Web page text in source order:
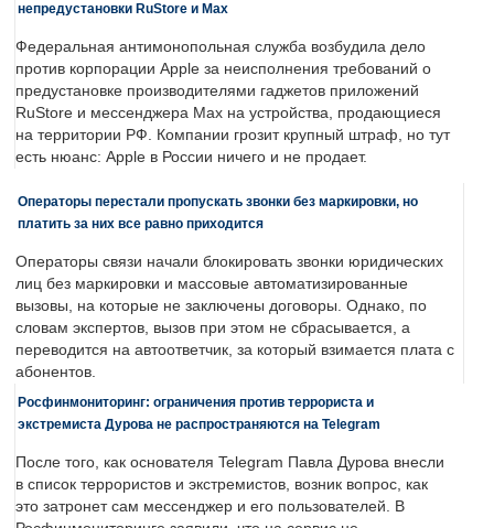
непредустановки RuStore и Max
Федеральная антимонопольная служба возбудила дело
против корпорации Apple за неисполнения требований о
предустановке производителями гаджетов приложений
RuStore и мессенджера Max на устройства, продающиеся
на территории РФ. Компании грозит крупный штраф, но тут
есть нюанс: Apple в России ничего и не продает.
Операторы перестали пропускать звонки без маркировки, но
платить за них все равно приходится
Операторы связи начали блокировать звонки юридических
лиц без маркировки и массовые автоматизированные
вызовы, на которые не заключены договоры. Однако, по
словам экспертов, вызов при этом не сбрасывается, а
переводится на автоответчик, за который взимается плата с
абонентов.
Росфинмониторинг: ограничения против террориста и
экстремиста Дурова не распространяются на Telegram
После того, как основателя Telegram Павла Дурова внесли
в список террористов и экстремистов, возник вопрос, как
это затронет сам мессенджер и его пользователей. В